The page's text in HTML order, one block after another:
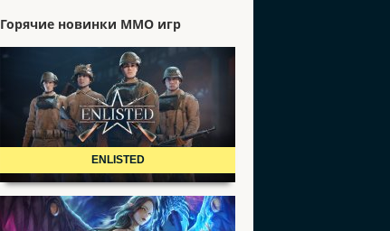
Горячие новинки ММО игр
ENLISTED